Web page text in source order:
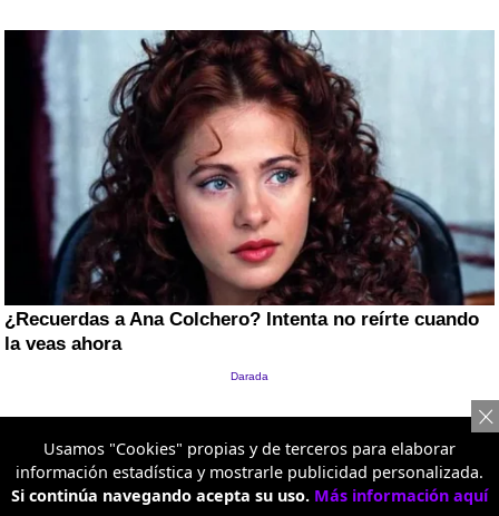
Artículo nuevo
Usamos "Cookies" propias y de terceros para elaborar
información estadística y mostrarle publicidad personalizada.
Si continúa navegando acepta su uso. Más información aquí